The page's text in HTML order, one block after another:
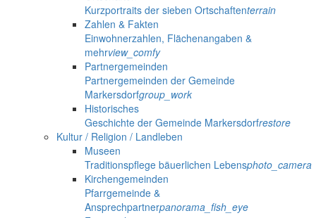
Kurzportraits der sieben Ortschaftenterrain
Zahlen & Fakten
Einwohnerzahlen, Flächenangaben &
mehrview_comfy
Partnergemeinden
Partnergemeinden der Gemeinde
Markersdorfgroup_work
Historisches
Geschichte der Gemeinde Markersdorfrestore
Kultur / Religion / Landleben
Museen
Traditionspflege bäuerlichen Lebensphoto_camera
Kirchengemeinden
Pfarrgemeinde &
Ansprechpartnerpanorama_fish_eye